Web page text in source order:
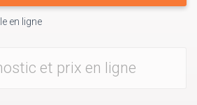
en ligne
et prix en ligne